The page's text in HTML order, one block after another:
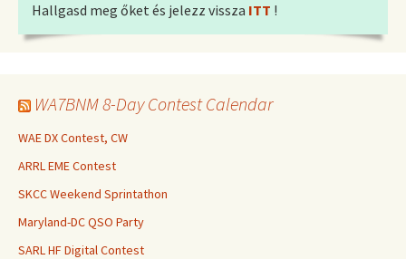
Hallgasd meg őket és jelezz vissza ITT !
WA7BNM 8-Day Contest Calendar
WAE DX Contest, CW
ARRL EME Contest
SKCC Weekend Sprintathon
Maryland-DC QSO Party
SARL HF Digital Contest